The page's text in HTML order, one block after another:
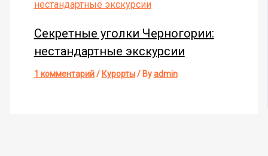
Секретные уголки Черногории:
нестандартные экскурсии
1 комментарий / Курорты/ Byadmin